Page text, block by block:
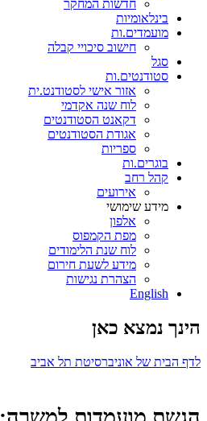
חדשות המחקר
בינלאומיות
מועמדים.ות
חישוב סיכויי קבלה
סגל
סטודנטים.ות
אזור אישי לסטודנט.ית
לוח שנה אקדמי
דקאנט הסטודנטים
אגודת הסטודנטים
ספריות
בוגרים.ות
קהל רחב
אירועים
מידע שימושי
אלפון
מפת הקמפוס
לוח שנת הלימודים
מידע לשעת חירום
הצהרת נגישות
English
הינך נמצא כאן
לדף הבית של אוניברסיטת תל אביב